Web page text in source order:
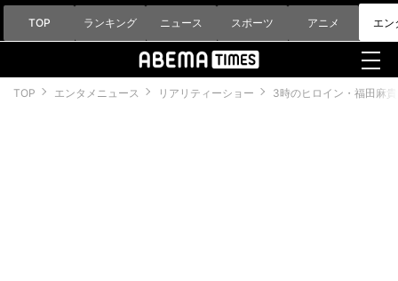
TOP ランキング ニュース スポーツ アニメ エン
TOP エンタメニュース リアリティーショー 3時のヒロイン・福田麻